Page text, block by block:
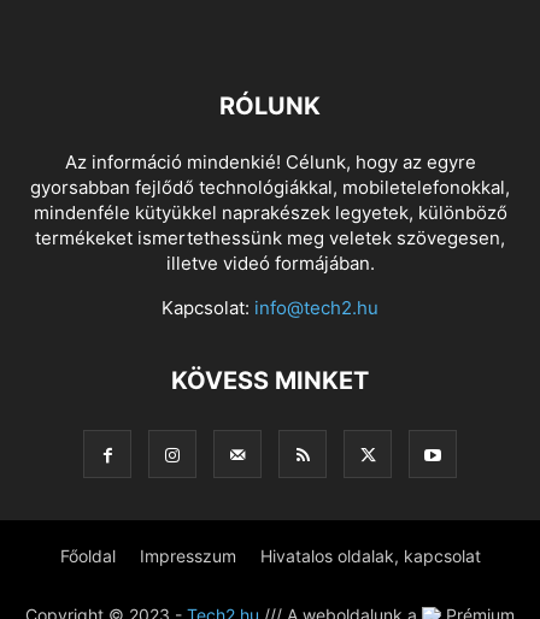
RÓLUNK
Az információ mindenkié! Célunk, hogy az egyre
gyorsabban fejlődő technológiákkal, mobiletelefonokkal,
mindenféle kütyükkel naprakészek legyetek, különböző
termékeket ismertethessünk meg veletek szövegesen,
illetve videó formájában.
Kapcsolat: info@tech2.hu
KÖVESS MINKET
Főoldal Impresszum Hivatalos oldalak, kapcsolat